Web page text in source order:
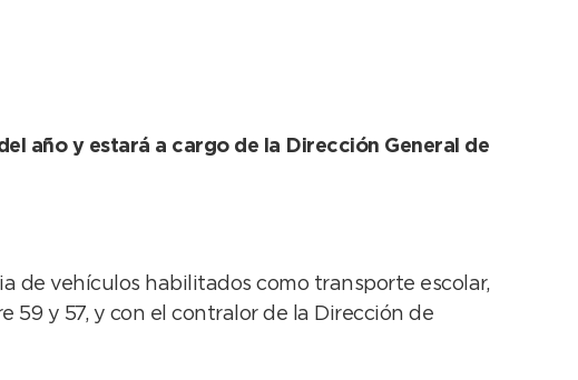
año y estará a cargo de la Dirección General de
de vehículos habilitados como transporte escolar,
59 y 57, y con el contralor de la Dirección de